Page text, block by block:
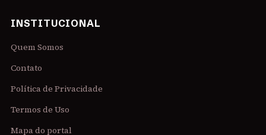
INSTITUCIONAL
Quem Somos
Contato
Política de Privacidade
Termos de Uso
Mapa do portal